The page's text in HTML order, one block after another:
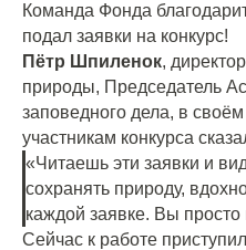
Команда Фонда
подал заявки на конкурс!
Пëтр Шпиленок,
природы, Председатель
заповедного дела, в
участникам конкурса
«Читаешь эти заявки и
сохранять природу,
каждой заявке. Вы
Сейчас к работе